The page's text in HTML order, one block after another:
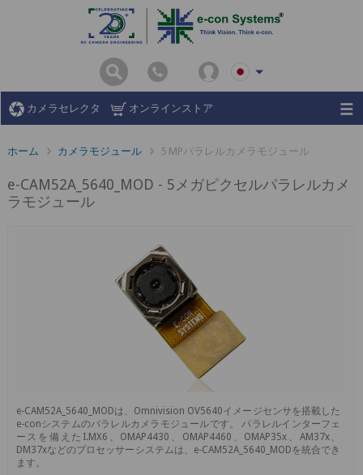
カメラセレクタ オンラインストア
ホーム カメラモジュール 5 MPパラレルカメラモジュール
e-CAM52A_5640_MOD - 5メガピクセルパラレルカメ
ラモジュール
e-CAM52A_5640_MODは、Omnivision OV5640イメージセンサを搭載した
e-conシステムのパラレルカメラモジュールです。 パラレルインターフェ
ースを備えたI.MX6、OMAP4430、OMAP4460、OMAP35x、AM37x、
DM37xなどのプロセッサーシステムは、e-CAM52A_5640_MODを統合でき
ます。